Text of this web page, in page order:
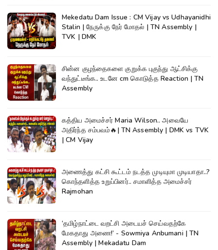
Mekedatu Dam Issue : CM Vijay vs Udhayanidhi
Stalin | நேருக்கு நேர் மோதல் | TN Assembly |
TVK | DMK
சின்ன குழந்தைகளை குறுக்க புகுந்து ஆட்சிக்கு
வந்துட்டீங்க.. உடனே cm கொடுத்த Reaction | TN
Assembly
கத்திய அமைச்சர் Maria Wilson.. அவையே
அதிர்ந்த சம்பவம்🔥| TN Assembly | DMK vs TVK
| CM Vijay
அணைத்து கட்சி கூட்டம் நடத்த முடியுமா முடியாதா..?
கொந்தளித்த உறுப்பினர்.. சமாளித்த அமைச்சர்
Rajmohan
‘தமிழ்நாட்டை வறட்சி அடையச் செய்வதற்கே
மேகதாது அணை!’ - Sowmiya Anbumani | TN
Assembly | Mekadatu Dam